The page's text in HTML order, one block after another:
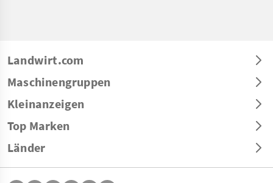
Landwirt.com
Maschinengruppen
Kleinanzeigen
Top Marken
Länder